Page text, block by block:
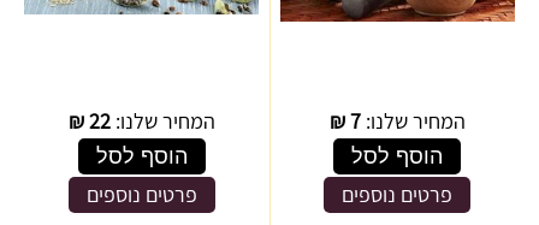
המחיר שלנו:7
₪
הוסף לסל
פרטים נוספים
המחיר שלנו:22
₪
הוסף לסל
פרטים נוספים